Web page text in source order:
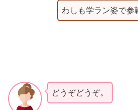
わしも学ラン姿で参
どうぞどうぞ。